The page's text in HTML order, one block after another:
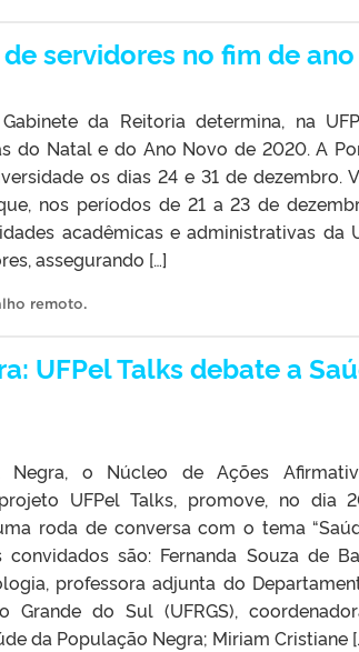
servidores no fim de ano
da Reitoria determina, na
do Natal e do Ano Novo de 2020. A
os dias 24 e 31 de dezembro.
nos períodos de 21 a 23 de
acadêmicas e administrativas da
assegurando […]
remoto.
UFPel Talks debate a
Negra, o Núcleo de Ações
UFPel Talks, promove, no dia
roda de conversa com o tema
convidados são: Fernanda Souza de
professora adjunta do
do Sul (UFRGS),
da População Negra; Miriam Cristiane